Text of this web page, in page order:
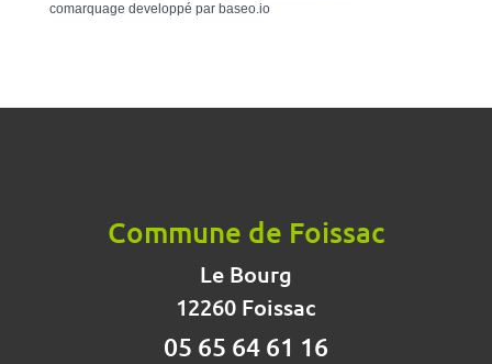
comarquage developpé par baseo.io
Commune de Foissac
Le Bourg
12260 Foissac
05 65 64 61 16